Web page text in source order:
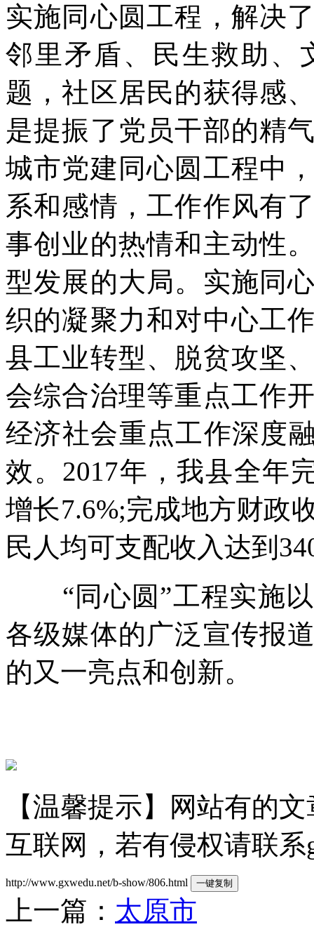
实施同心圆工程，解决
邻里矛盾、民生救助、
题，社区居民的获得感
是提振了党员干部的精
城市党建同心圆工程中
系和感情，工作作风有
事创业的热情和主动性
型发展的大局。实施同
织的凝聚力和对中心工
县工业转型、脱贫攻坚
会综合治理等重点工作
经济社会重点工作深度
效。2017年，我县全年
增长7.6%;完成地方财政
民人均可支配收入达到
“同心圆”工程实施以
各级媒体的广泛宣传报
的又一亮点和创新。
【温馨提示】网站有的
互联网，若有侵权请联系
http://www.gxwedu.net/b-show/806.html 一键复制
上一篇： 太原市